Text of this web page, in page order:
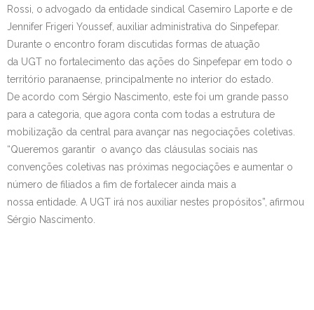
Rossi, o advogado da entidade sindical Casemiro Laporte e de
Jennifer Frigeri Youssef, auxiliar administrativa do Sinpefepar.
Durante o encontro foram discutidas formas de atuação
da UGT no fortalecimento das ações do Sinpefepar em todo o
território paranaense, principalmente no interior do estado.
De acordo com Sérgio Nascimento, este foi um grande passo
para a categoria, que agora conta com todas a estrutura de
mobilização da central para avançar nas negociações coletivas.
“Queremos garantir o avanço das cláusulas sociais nas
convenções coletivas nas próximas negociações e aumentar o
número de filiados a fim de fortalecer ainda mais a
nossa entidade. A UGT irá nos auxiliar nestes propósitos”, afirmou
Sérgio Nascimento.